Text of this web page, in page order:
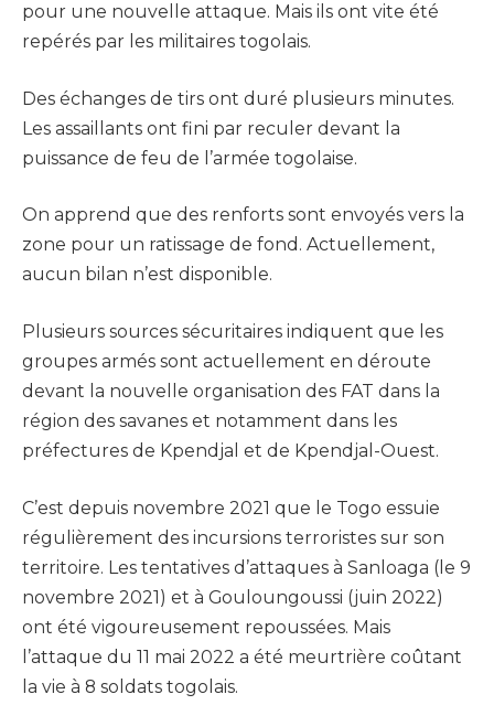
pour une nouvelle attaque. Mais ils ont vite été
repérés par les militaires togolais.
Des échanges de tirs ont duré plusieurs minutes.
Les assaillants ont fini par reculer devant la
puissance de feu de l’armée togolaise.
On apprend que des renforts sont envoyés vers la
zone pour un ratissage de fond. Actuellement,
aucun bilan n’est disponible.
Plusieurs sources sécuritaires indiquent que les
groupes armés sont actuellement en déroute
devant la nouvelle organisation des FAT dans la
région des savanes et notamment dans les
préfectures de Kpendjal et de Kpendjal-Ouest.
C’est depuis novembre 2021 que le Togo essuie
régulièrement des incursions terroristes sur son
territoire. Les tentatives d’attaques à Sanloaga (le 9
novembre 2021) et à Gouloungoussi (juin 2022)
ont été vigoureusement repoussées. Mais
l’attaque du 11 mai 2022 a été meurtrière coûtant
la vie à 8 soldats togolais.